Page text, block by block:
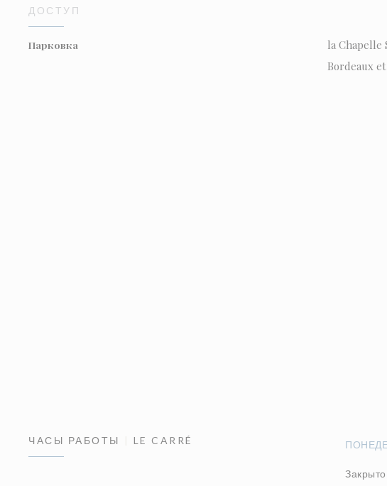
ДОСТУП
Парковка
la Chapelle
Bordeaux
ЧАСЫ РАБОТЫ LE CARRÉ
Закрыто